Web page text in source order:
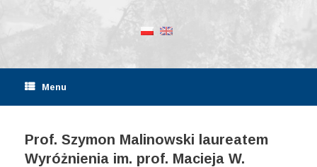
Menu
Prof. Szymon Malinowski laureatem
Wyróżnienia im. prof. Macieja W.